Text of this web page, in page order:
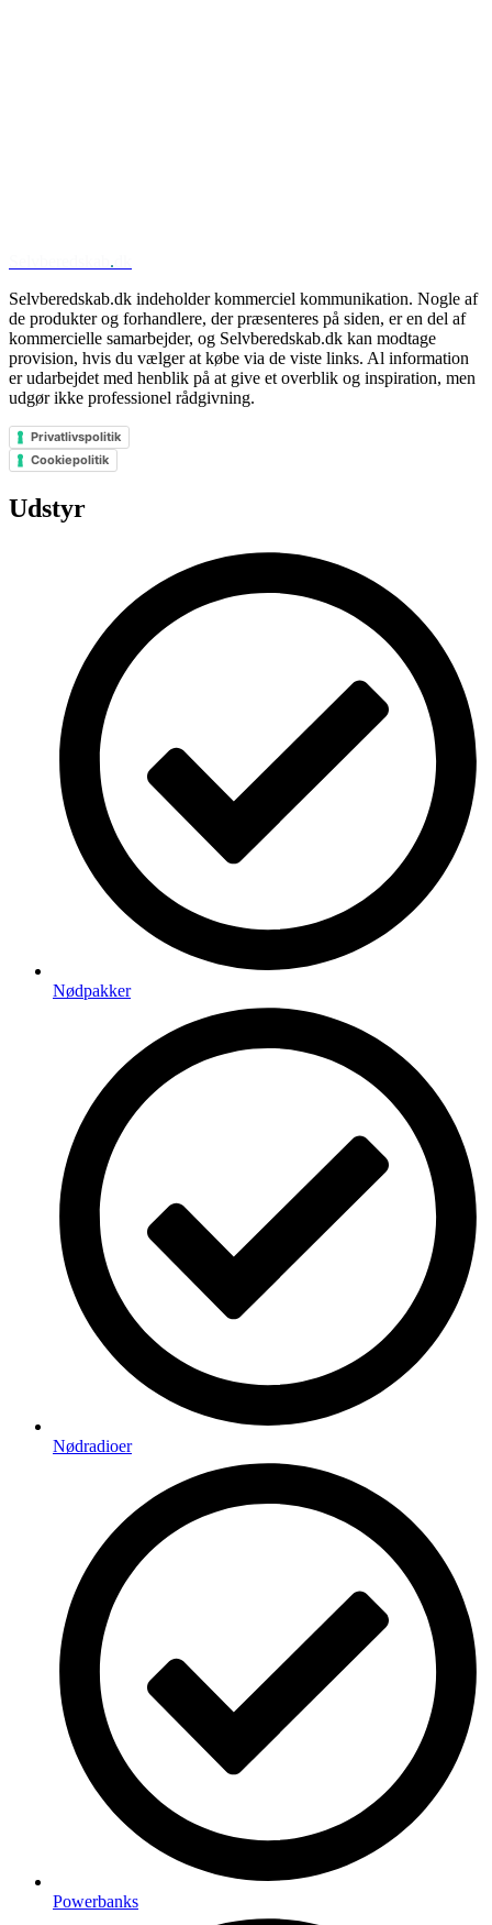
.
Selvberedskab.dk indeholder kommerciel kommunikation. Nogle af
de produkter og forhandlere, der præsenteres på siden, er en del af
kommercielle samarbejder, og Selvberedskab.dk kan modtage
provision, hvis du vælger at købe via de viste links. Al information
er udarbejdet med henblik på at give et overblik og inspiration, men
udgør ikke professionel rådgivning.
Privatlivspolitik
Cookiepolitik
Udstyr
Nødpakker
Nødradioer
Powerbanks